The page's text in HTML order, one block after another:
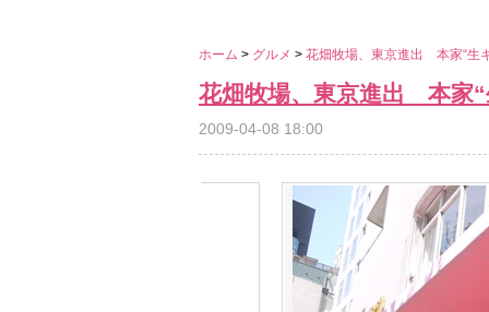
ホーム > グルメ > 花畑牧場、東京進出 本家“生
花畑牧場、東京進出 本家
2009-04-08 18:00